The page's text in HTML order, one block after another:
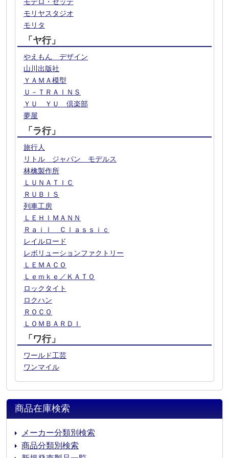
モリヤスタジオ
モリタ
「ヤ行」
やえもん デザイン
山川出版社
ＹＡＭＡ模型
Ｕ－ＴＲＡＩＮＳ
ＹＵ ＹＵ 倶楽部
夢屋
「ラ行」
旅行人
リトル ジャパン モデルス
林檎製作所
ＬＵＮＡＴＩＣ
ＲＵＢＩＳ
列車工房
ＬＥＨＩＭＡＮＮ
Ｒａｉｌ Ｃｌａｓｓｉｃ
レイルロード
レボリューションファクトリー
ＬＥＭＡＣＯ
Ｌｅｍｋｅ／ＫＡＴＯ
ロックタイト
ロクハン
ＲＯＣＯ
ＬＯＭＢＡＲＤＩ
「ワ行」
ワールド工芸
ワンマイル
商品在庫検索
メーカー分類別検索
商品分類別検索